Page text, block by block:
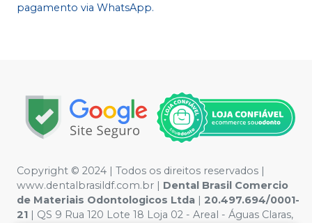
pagamento via WhatsApp.
Copyright © 2024 | Todos os direitos reservados |
www.dentalbrasildf.com.br | Dental Brasil Comercio
de Materiais Odontologicos Ltda | 20.497.694/0001-
21 | QS 9 Rua 120 Lote 18 Loja 02 - Areal - Águas Claras,